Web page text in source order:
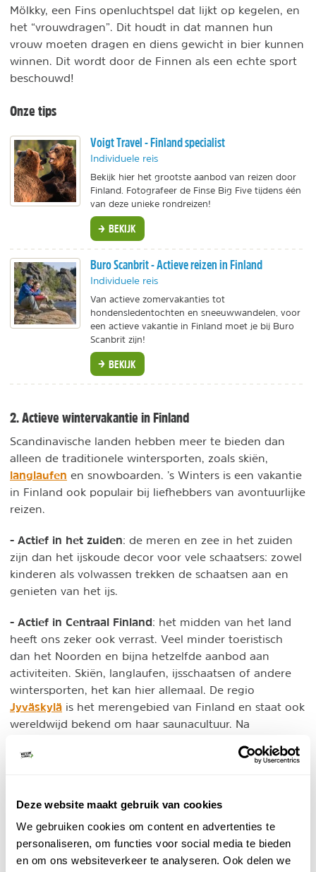
Deze website maakt gebruik van cookies
We gebruiken cookies om content en advertenties te
personaliseren, om functies voor social media te bieden
en om ons websiteverkeer te analyseren. Ook delen we
Mölkky, een Fins openluchtspel dat lijkt op kegelen, en
het “vrouwdragen”. Dit houdt in dat mannen hun
vrouw moeten dragen en diens gewicht in bier kunnen
winnen. Dit wordt door de Finnen als een echte sport
beschouwd!
Onze tips
Voigt Travel - Finland specialist
Individuele reis
Bekijk hier het grootste aanbod van reizen door
Finland. Fotografeer de Finse Big Five tijdens één
van deze unieke rondreizen!
BEKIJK
Buro Scanbrit - Actieve reizen in Finland
Individuele reis
Van actieve zomervakanties tot
hondensledentochten en sneeuwwandelen, voor
een actieve vakantie in Finland moet je bij Buro
Scanbrit zijn!
BEKIJK
2. Actieve wintervakantie in Finland
Scandinavische landen hebben meer te bieden dan
alleen de traditionele wintersporten, zoals skiën,
langlaufen en snowboarden. ’s Winters is een vakantie
in Finland ook populair bij liefhebbers van avontuurlijke
reizen.
- Actief in het zuiden: de meren en zee in het zuiden
zijn dan het ijskoude decor voor vele schaatsers: zowel
kinderen als volwassen trekken de schaatsen aan en
genieten van het ijs.
- Actief in Centraal Finland: het midden van het land
heeft ons zeker ook verrast. Veel minder toeristisch
dan het Noorden en bijna hetzelfde aanbod aan
activiteiten. Skiën, langlaufen, ijsschaatsen of andere
wintersporten, het kan hier allemaal. De regio
Jyväskylä is het merengebied van Finland en staat ook
wereldwijd bekend om haar saunacultuur. Na
hebben!